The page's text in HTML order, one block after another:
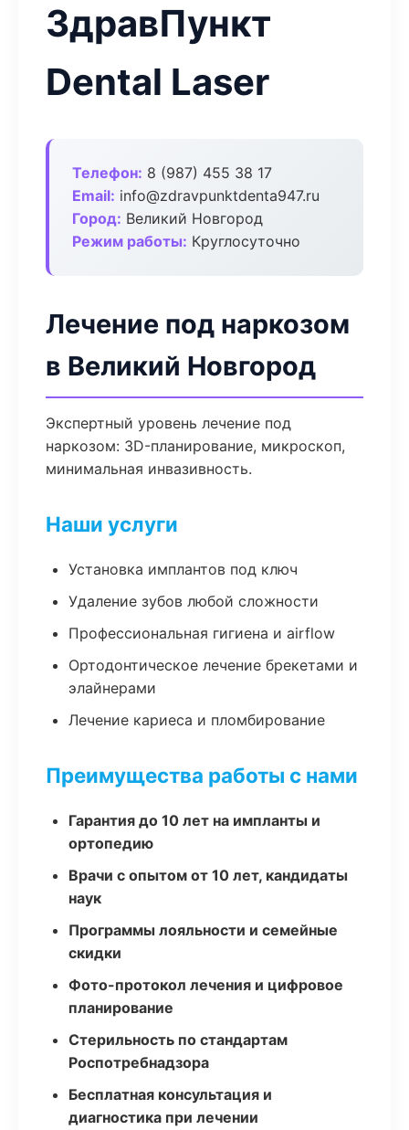
ЗдравПункт
Dental Laser
Телефон: 8 (987) 455 38 17
Email: info@zdravpunktdenta947.ru
Город: Великий Новгород
Режим работы: Круглосуточно
Лечение под наркозом
в Великий Новгород
Экспертный уровень лечение под
наркозом: 3D-планирование, микроскоп,
минимальная инвазивность.
Наши услуги
Установка имплантов под ключ
Удаление зубов любой сложности
Профессиональная гигиена и airflow
Ортодонтическое лечение брекетами и
элайнерами
Лечение кариеса и пломбирование
Преимущества работы с нами
Гарантия до 10 лет на импланты и
ортопедию
Врачи с опытом от 10 лет, кандидаты
наук
Программы лояльности и семейные
скидки
Фото-протокол лечения и цифровое
планирование
Стерильность по стандартам
Роспотребнадзора
Бесплатная консультация и
диагностика при лечении